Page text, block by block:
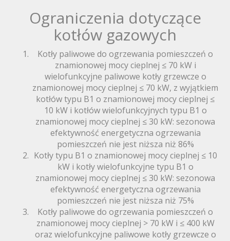
Ograniczenia dotyczące
kotłów gazowych
Kotły paliwowe do ogrzewania pomieszczeń o
znamionowej mocy cieplnej ≤ 70 kW i
wielofunkcyjne paliwowe kotły grzewcze o
znamionowej mocy cieplnej ≤ 70 kW, z wyjątkiem
kotłów typu B1 o znamionowej mocy cieplnej ≤
10 kW i kotłów wielofunkcyjnych typu B1 o
znamionowej mocy cieplnej ≤ 30 kW: sezonowa
efektywność energetyczna ogrzewania
pomieszczeń nie jest niższa niż 86%
Kotły typu B1 o znamionowej mocy cieplnej ≤ 10
kW i kotły wielofunkcyjne typu B1 o
znamionowej mocy cieplnej ≤ 30 kW: sezonowa
efektywność energetyczna ogrzewania
pomieszczeń nie jest niższa niż 75%
Kotły paliwowe do ogrzewania pomieszczeń o
znamionowej mocy cieplnej > 70 kW i ≤ 400 kW
oraz wielofunkcyjne paliwowe kotły grzewcze o